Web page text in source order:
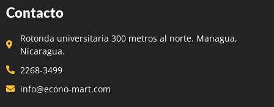
Contacto
Rotonda universitaria 300 metros al norte. Managua,
Nicaragua.
2268-3499
info@econo-mart.com